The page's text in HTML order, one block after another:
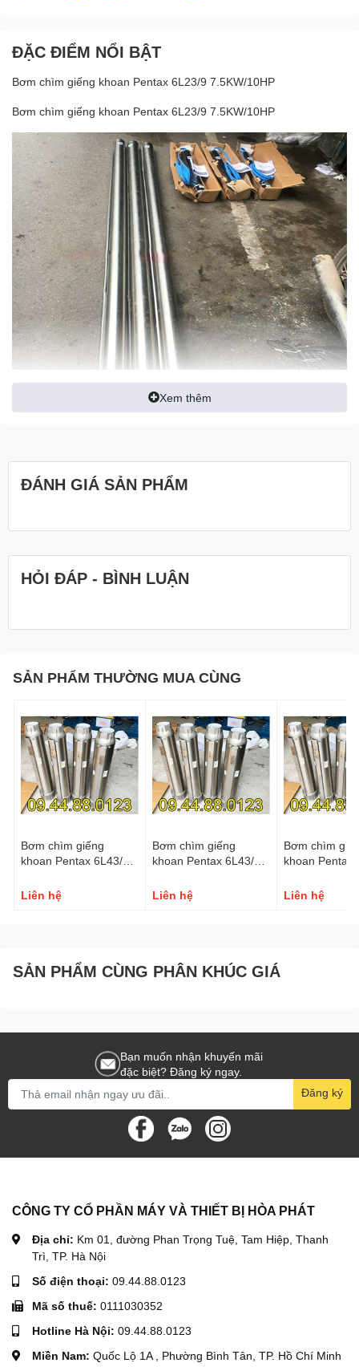
ĐẶC ĐIỂM NỔI BẬT
Bơm chìm giếng khoan Pentax 6L23/9 7.5KW/10HP
Bơm chìm giếng khoan Pentax 6L23/9 7.5KW/10HP
Xem thêm
ĐÁNH GIÁ SẢN PHẨM
HỎI ĐÁP - BÌNH LUẬN
SẢN PHẨM THƯỜNG MUA CÙNG
Bơm chìm giếng
khoan Pentax 6L43/18
Liên hệ
Bơm chìm giếng
khoan Pentax 6L43/12
Liên hệ
Bơm chìm
khoan Pentax
Liên hệ
SẢN PHẨM CÙNG PHÂN KHÚC GIÁ
Bạn muốn nhận khuyến mãi
đặc biệt? Đăng ký ngay.
Đăng ký
CÔNG TY CỔ PHẦN MÁY VÀ THIẾT BỊ HÒA PHÁT
Địa chỉ: Km 01, đường Phan Trọng Tuệ, Tam Hiệp, Thanh
Trì, TP. Hà Nội
Số điện thoại: 09.44.88.0123
Mã số thuế: 0111030352
Hotline Hà Nội: 09.44.88.0123
Miền Nam: Quốc Lộ 1A , Phường Bình Tân, TP. Hồ Chí Minh